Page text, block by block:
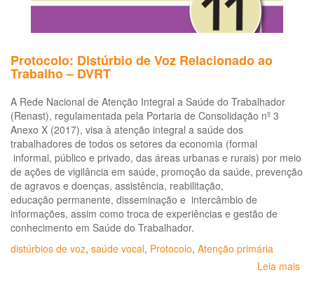
Protocolo: Distúrbio de Voz Relacionado ao
Trabalho – DVRT
A Rede Nacional de Atenção Integral a Saúde do Trabalhador
(Renast), regulamentada pela Portaria de Consolidação nº 3
Anexo X (2017), visa à atenção integral a saúde dos
trabalhadores de todos os setores da economia (formal
informal, público e privado, das áreas urbanas e rurais) por meio
de ações de vigilância em saúde, promoção da saúde, prevenção
de agravos e doenças, assistência, reabilitação,
educação permanente, disseminação e intercâmbio de
informações, assim como troca de experiências e gestão de
conhecimento em Saúde do Trabalhador.
distúrbios de voz, saúde vocal, Protocolo, Atenção primária
Leia mais